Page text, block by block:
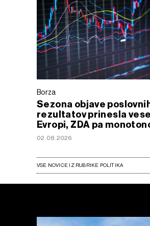
Borza
Sezona objave
rezultatov prinesla
Evropi, ZDA pa
02.08.2026
VSE NOVICE IZ RUBRIKE POLITIKA